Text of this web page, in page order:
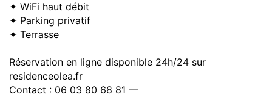
✦ WiFi haut débit
✦ Parking privatif
✦ Terrasse
Réservation en ligne disponible 24h/24 sur
residenceolea.fr
Contact : 06 03 80 68 81 —